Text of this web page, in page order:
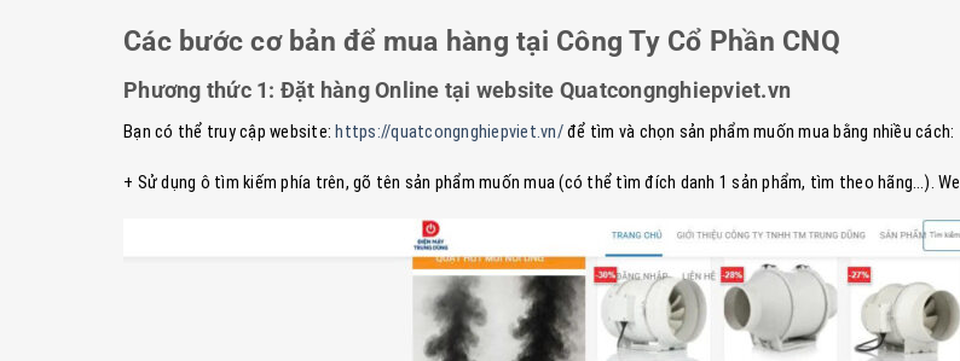
Các bước cơ bản để mua hàng tại Công Ty Cổ Phần CNQ
Phương thức 1: Đặt hàng Online tại website Quatcongnghiepviet.vn
Bạn có thể truy cập website: https://quatcongnghiepviet.vn/để tìm và chọn sản phẩm muốn mua bằng nhiều cách:
+ Sử dụng ô tìm kiếm phía trên, gõ tên sản phẩm muốn mua (có thể tìm đích danh 1 sản phẩm, tìm theo hãng…).